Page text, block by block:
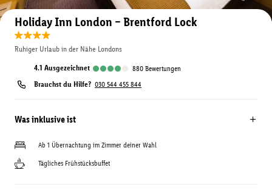
Holiday Inn London – Brentford Lock
Ruhiger Urlaub in der Nähe Londons
4.1 ausgezeichnet 880 Bewertungen
Brauchst du Hilfe? 030 544 455 844
Was inklusive ist
Ab 1 Übernachtung im Zimmer deiner Wahl
Tägliches Frühstücksbuffet